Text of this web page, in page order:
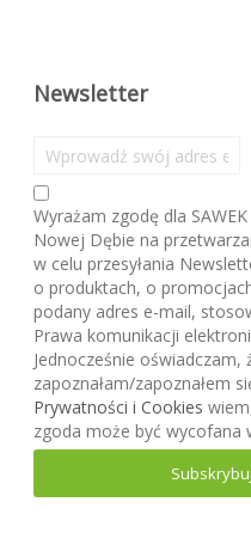
Newsletter
b
s
k
r
y
b
u
j
n
a
s
z
Wyrażam zgodę dla
Nowej Dębie na
w celu przesyłania
o produktach, o
podany adres e-mail,
Prawa komunikacji
Jednocześnie oświadczam,
zapoznałam/zapoznałem
Prywatności i Cookies
zgoda może być wycofana
Subskrybuj